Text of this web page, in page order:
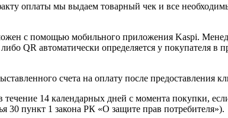
оплаты мы выдаем товарный чек и все
с помощью мобильного приложения Kaspi.
QR автоматически определяется у покупателя в
счета на оплату после предоставления
течение 14 календарных дней с момента покупки,
30 пункт 1 закона РК «О защите прав потребителя»).